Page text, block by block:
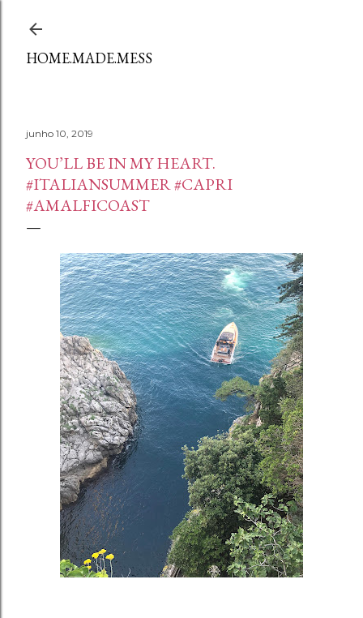
HOME.MADE.MESS
junho 10, 2019
YOU’LL BE IN MY HEART.
#ITALIANSUMMER #CAPRI
#AMALFICOAST